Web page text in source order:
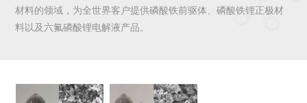
材料的领域，为全世界客户提供磷酸铁前驱体、磷酸铁锂正极材
料以及六氟磷酸锂电解液产品。